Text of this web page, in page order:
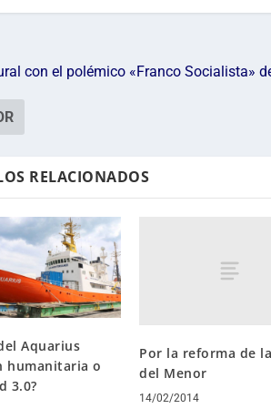
con el polémico «Franco Socialista»
RELACIONADOS
Aquarius
humanitaria o
3.0?
Por la reforma de
del Menor
14/02/2014